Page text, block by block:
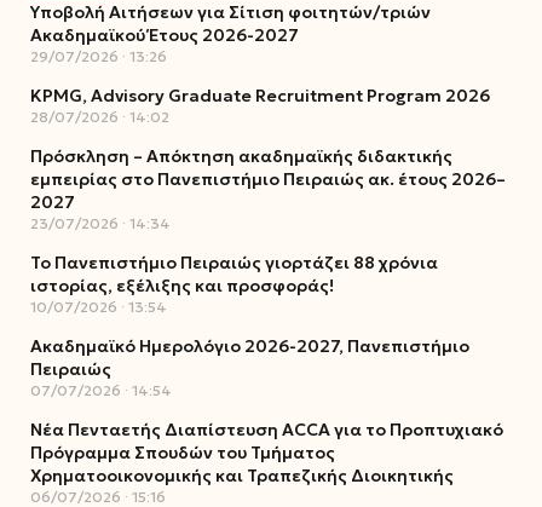
Υποβολή Αιτήσεων για Σίτιση φοιτητών/τριών
Ακαδημαϊκού Έτους 2026-2027
29/07/2026 13:26
KPMG, Advisory Graduate Recruitment Program 2026
28/07/2026 14:02
Πρόσκληση – Απόκτηση ακαδημαϊκής διδακτικής
εμπειρίας στο Πανεπιστήμιο Πειραιώς ακ. έτους 2026–
2027
23/07/2026 14:34
Το Πανεπιστήμιο Πειραιώς γιορτάζει 88 χρόνια
ιστορίας, εξέλιξης και προσφοράς!
10/07/2026 13:54
Ακαδημαϊκό Ημερολόγιο 2026-2027, Πανεπιστήμιο
Πειραιώς
07/07/2026 14:54
Νέα Πενταετής Διαπίστευση ACCA για το Προπτυχιακό
Πρόγραμμα Σπουδών του Τμήματος
Χρηματοοικονομικής και Τραπεζικής Διοικητικής
06/07/2026 15:16